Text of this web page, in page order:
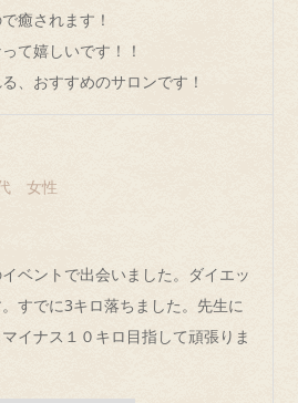
癒されます！
て嬉しいです！！
、おすすめのサロンです！
女性
ベントで出会いました。ダイエッ
すでに3キロ落ちました。先生に
イナス１０キロ目指して頑張りま